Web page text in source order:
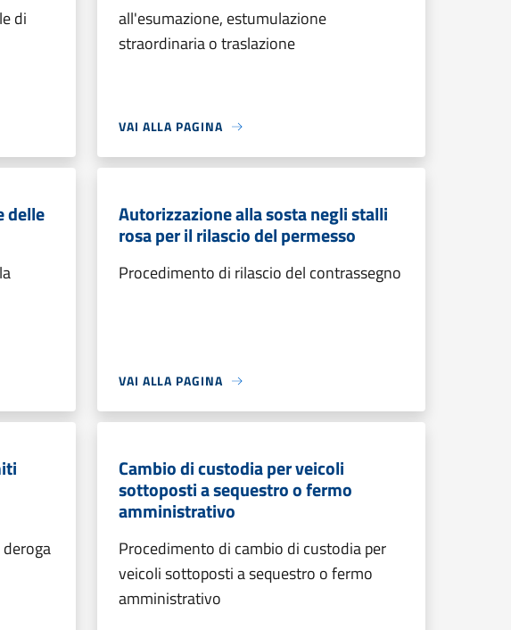
di
all'esumazione, estumulazione
straordinaria o traslazione
VAI ALLA PAGINA
delle Autorizzazione alla sosta negli stalli
rosa per il rilascio del permesso
Procedimento di rilascio del contrassegno
VAI ALLA PAGINA
Cambio di custodia per veicoli
sottoposti a sequestro o fermo
amministrativo
Procedimento di cambio di custodia per
veicoli sottoposti a sequestro o fermo
amministrativo